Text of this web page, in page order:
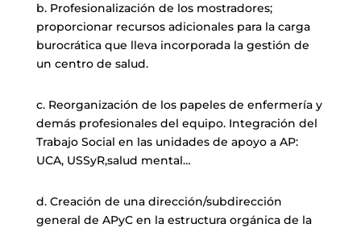
b. Profesionalización de los mostradores;
proporcionar recursos adicionales para la carga
burocrática que lleva incorporada la gestión de
un centro de salud.
c. Reorganización de los papeles de enfermería y
demás profesionales del equipo. Integración del
Trabajo Social en las unidades de apoyo a AP:
UCA, USSyR,salud mental…
d. Creación de una dirección/subdirección
general de APyC en la estructura orgánica de la